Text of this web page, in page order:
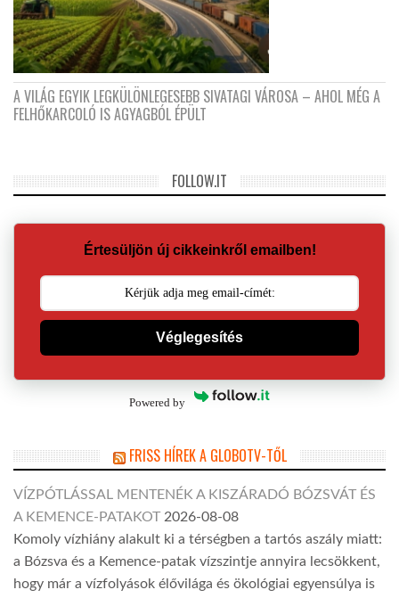
A VILÁG EGYIK LEGKÜLÖNLEGESEBB SIVATAGI VÁROSA – AHOL MÉG A
FELHŐKARCOLÓ IS AGYAGBÓL ÉPÜLT
FOLLOW.IT
Értesüljön új cikkeinkről emailben!
Véglegesítés
Powered by
FRISS HÍREK A GLOBOTV-TŐL
VÍZPÓTLÁSSAL MENTENÉK A KISZÁRADÓ BÓZSVÁT ÉS
A KEMENCE-PATAKOT 2026-08-08
Komoly vízhiány alakult ki a térségben a tartós aszály miatt:
a Bózsva és a Kemence-patak vízszintje annyira lecsökkent,
hogy már a vízfolyások élővilága és ökológiai egyensúlya is